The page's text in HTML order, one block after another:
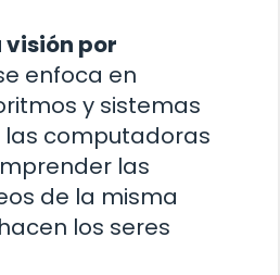
visión por
enfoca en
y sistemas
computadoras
las
de la misma
los seres